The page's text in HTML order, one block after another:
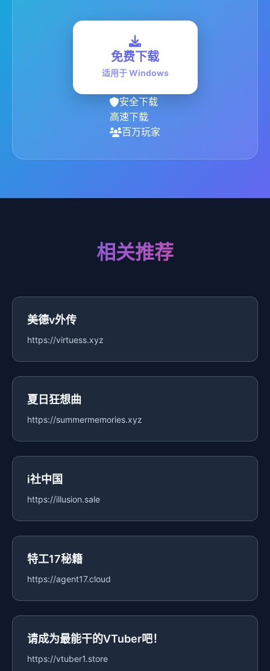
免费下载
适用于 Windows
安全下载
高速下载
百万玩家
相关推荐
美德v外传
https://virtuess.xyz
夏日狂想曲
https://summermemories.xyz
i社中国
https://illusion.sale
特工17秘籍
https://agent17.cloud
请成为最能干的VTuber吧！
https://vtuber1.store